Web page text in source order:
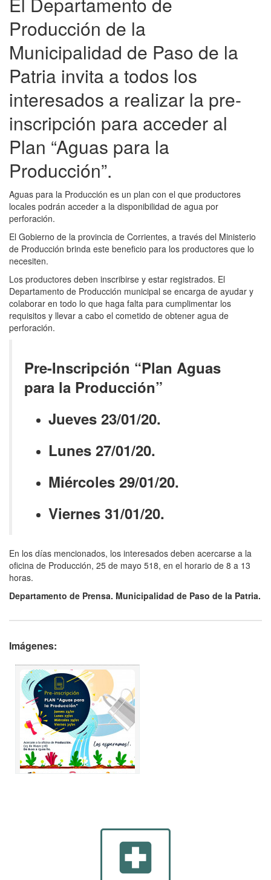
Producción de la
Municipalidad de Paso de la
Patria invita a todos los
interesados a realizar la pre-
inscripción para acceder al
Plan “Aguas para la
Producción”.
Aguas para la Producción es un plan con el que productores
locales podrán acceder a la disponibilidad de agua por
perforación.
El Gobierno de la provincia de Corrientes, a través del Ministerio
de Producción brinda este beneficio para los productores que lo
necesiten.
Los productores deben inscribirse y estar registrados. El
Departamento de Producción municipal se encarga de ayudar y
colaborar en todo lo que haga falta para cumplimentar los
requisitos y llevar a cabo el cometido de obtener agua de
perforación.
Pre-Inscripción “Plan Aguas
para la Producción”
Jueves 23/01/20.
Lunes 27/01/20.
Miércoles 29/01/20.
Viernes 31/01/20.
En los días mencionados, los interesados deben acercarse a la
oficina de Producción, 25 de mayo 518, en el horario de 8 a 13
horas.
Departamento de Prensa. Municipalidad de Paso de la Patria.
Imágenes:
local_hospital